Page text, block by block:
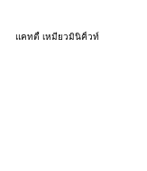
แคทตี้ เหมียวมินิคิ้วท์